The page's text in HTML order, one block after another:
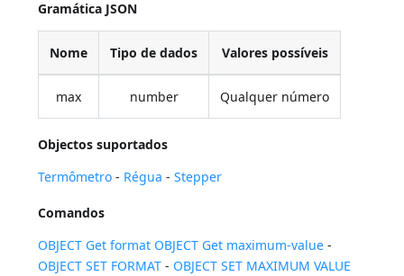
Gramática JSON
Nome Tipo de dados Valores possíveis
max number Qualquer número
Objectos suportados
Termômetro - Régua -Stepper
Comandos
OBJECT Get format OBJECT Get maximum-value -
OBJECT SET FORMAT - OBJECT SET MAXIMUM VALUE